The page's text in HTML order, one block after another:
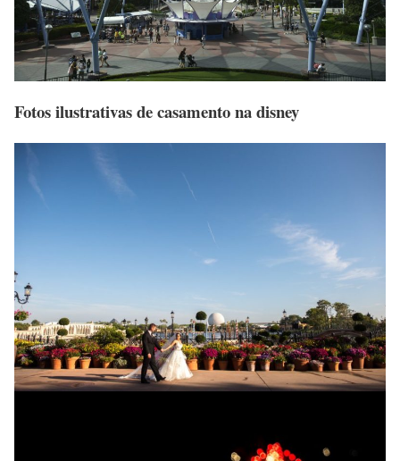
Fotos ilustrativas de casamento na disney